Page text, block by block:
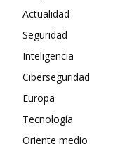
Actualidad
Seguridad
Inteligencia
Ciberseguridad
Europa
Tecnología
Oriente medio